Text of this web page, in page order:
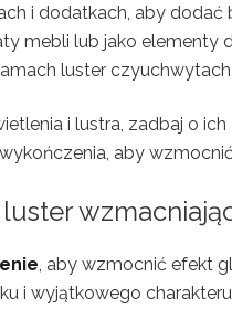
i dodatkach, aby dodać
mebli lub jako elementy
luster
i lustra, zadbaj o
aby
, aby wzmocnić efekt
i wyjątkowego